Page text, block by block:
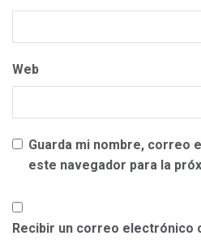
Web
Guarda mi nombre, correo
este navegador para la
Recibir un correo electrónico